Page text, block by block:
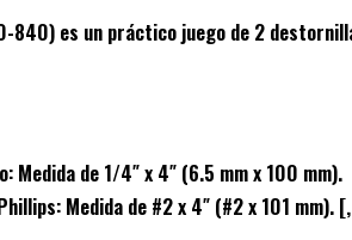
840) es un práctico juego de 2
Medida de 1/4″ x 4″ (6.5 mm x 100 mm).
Medida de #2 x 4″ (#2 x 101 mm). [,